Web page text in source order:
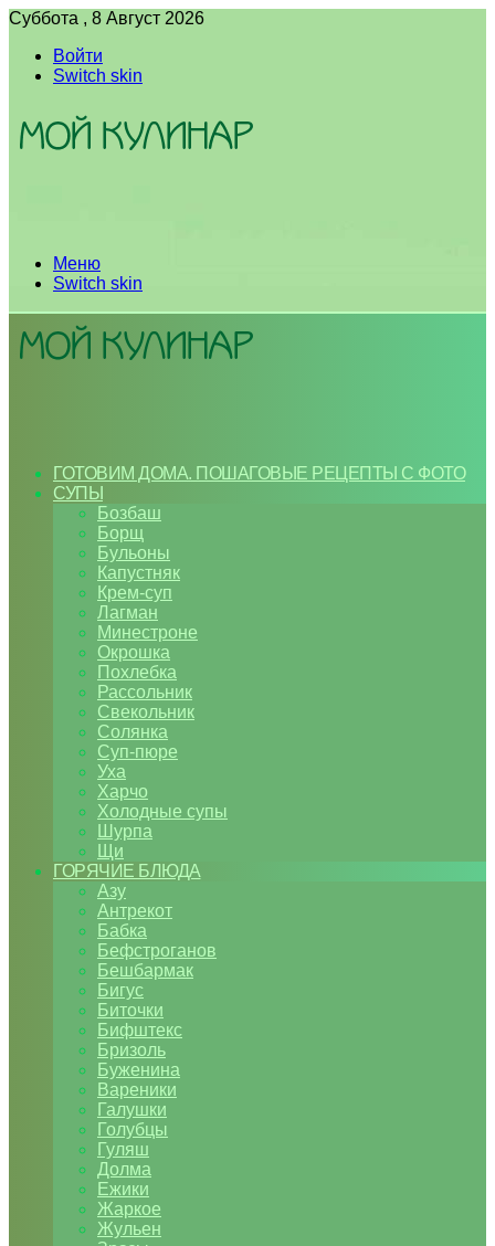
Суббота , 8 Август 2026
Войти
Switch skin
Меню
Switch skin
ГОТОВИМ ДОМА. ПОШАГОВЫЕ РЕЦЕПТЫ С ФОТО
СУПЫ
Бозбаш
Борщ
Бульоны
Капустняк
Крем-суп
Лагман
Минестроне
Окрошка
Похлебка
Рассольник
Свекольник
Солянка
Суп-пюре
Уха
Харчо
Холодные супы
Шурпа
Щи
ГОРЯЧИЕ БЛЮДА
Азу
Антрекот
Бабка
Бефстроганов
Бешбармак
Бигус
Биточки
Бифштекс
Бризоль
Буженина
Вареники
Галушки
Голубцы
Гуляш
Долма
Ежики
Жаркое
Жульен